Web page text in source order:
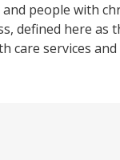
people with
defined here as
care services